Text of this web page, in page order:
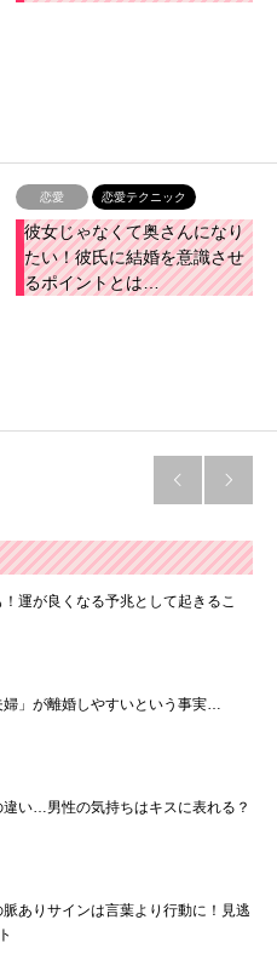
恋愛 恋愛テクニック
彼女じゃなくて奥さんになり
たい！彼氏に結婚を意識させ
るポイントとは…
 
運が良くなる予兆として起きるこ
婦」が離婚しやすいという事実…
い…男性の気持ちはキスに表れる？
ありサインは言葉より行動に！見逃